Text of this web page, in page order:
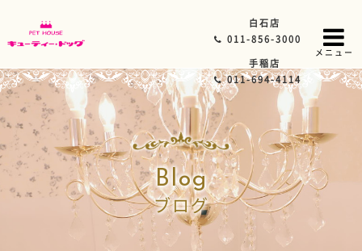
白石店
011-856-3000
手稲店
011-694-4114
メニュー
Blog
ブログ